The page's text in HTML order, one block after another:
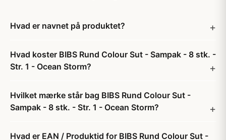
Hvad er navnet på produktet?
Hvad koster BIBS Rund Colour Sut - Sampak - 8 stk. -
Str. 1 - Ocean Storm?
Hvilket mærke står bag BIBS Rund Colour Sut -
Sampak - 8 stk. - Str. 1 - Ocean Storm?
Hvad er EAN / Produktid for BIBS Rund Colour Sut -